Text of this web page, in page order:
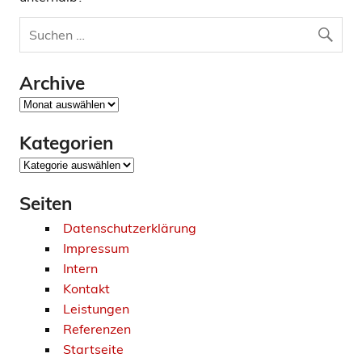
Archive
Archive
Kategorien
Kategorien
Seiten
Datenschutzerklärung
Impressum
Intern
Kontakt
Leistungen
Referenzen
Startseite